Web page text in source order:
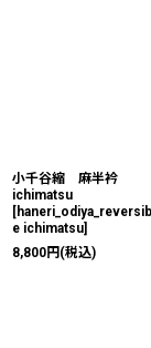
小千谷縮 麻半衿
ichimatsu
[haneri_odiya_reversibl
e ichimatsu]
8,800円 (税込)